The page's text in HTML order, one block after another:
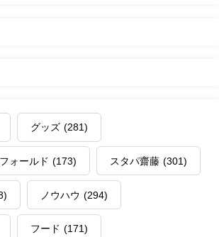
グッズ (281)
ォールド (173) スタパ齋藤 (301)
ノウハウ (294)
フード (171)